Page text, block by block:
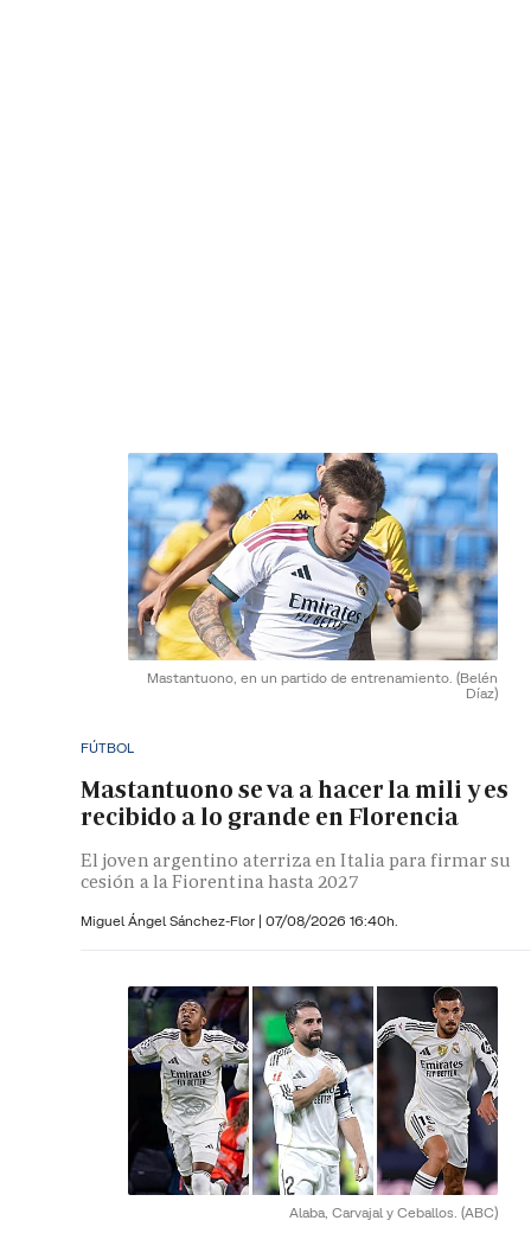
Mastantuono, en un partido de entrenamiento. (Belén
Díaz)
FÚTBOL
Mastantuono se va a hacer la mili y es
recibido a lo grande en Florencia
El joven argentino aterriza en Italia para firmar su
cesión a la Fiorentina hasta 2027
Miguel Ángel Sánchez-Flor | 07/08/2026 16:40h.
Alaba, Carvajal y Ceballos. (ABC)